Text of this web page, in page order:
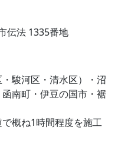
伝法 1335番地
駿河区・清水区）・沼
南町・伊豆の国市・裾
概ね1時間程度を施工